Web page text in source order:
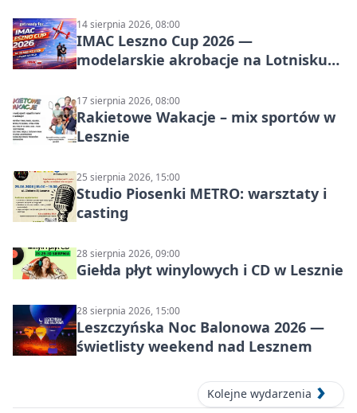
14 sierpnia 2026, 08:00
IMAC Leszno Cup 2026 —
modelarskie akrobacje na Lotnisku
17 sierpnia 2026, 08:00
Rakietowe Wakacje – mix sportów w
Lesznie
25 sierpnia 2026, 15:00
Studio Piosenki METRO: warsztaty i
casting
28 sierpnia 2026, 09:00
Giełda płyt winylowych i CD w Lesznie
28 sierpnia 2026, 15:00
Leszczyńska Noc Balonowa 2026 —
świetlisty weekend nad Lesznem
Kolejne wydarzenia